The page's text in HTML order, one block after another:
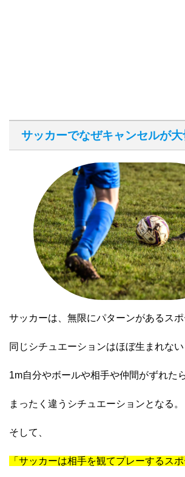
サッカーでなぜキャンセルが大
サッカーは、無限にパターンがあるスポ
同じシチュエーションはほぼ生まれない
1m自分やボールや相手や仲間がずれた
まったく違うシチュエーションとなる。
そして、
「サッカーは相手を観てプレーするスポ